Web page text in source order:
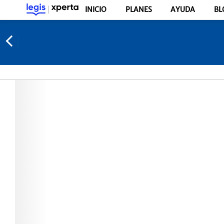
INICIO PLANES AYUDA